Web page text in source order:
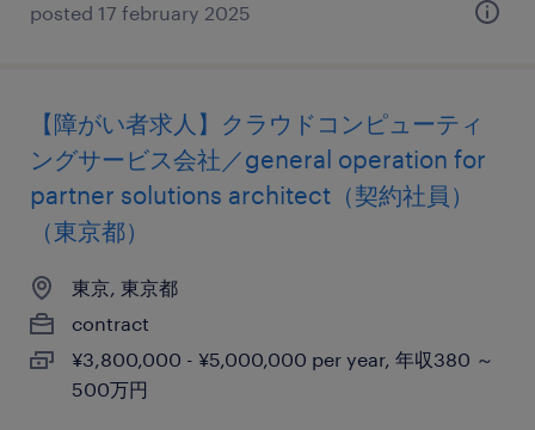
posted 17 february 2025
【障がい者求人】クラウドコンピューティ
ングサービス会社／general operation for
partner solutions architect（契約社員）
（東京都）
東京, 東京都
contract
¥3,800,000 - ¥5,000,000 per year, 年収380 ～
500万円